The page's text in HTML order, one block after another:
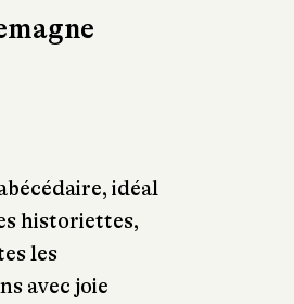
idéal
historiettes,
les
avec joie